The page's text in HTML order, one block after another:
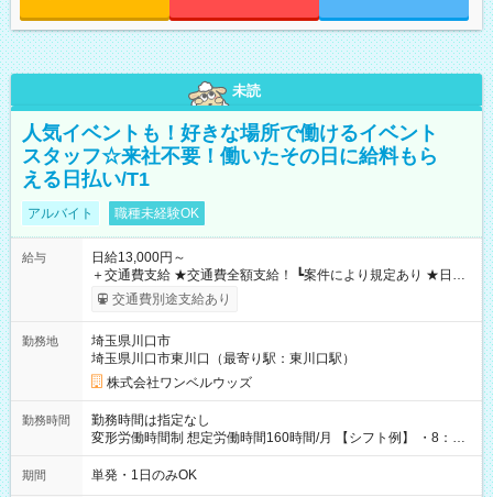
未読
人気イベントも！好きな場所で働けるイベント
スタッフ☆来社不要！働いたその日に給料もら
える日払い/T1
アルバイト 職種未経験OK
給与
日給13,000円～
＋交通費支給 ★交通費全額支給！ ┗案件により規定あり ★日払
いOK！（規定あり） ┗働いたその日に現金GET♪ お仕事後はコ
ンビニATMから 日払い分を引き落とせます！ 【試用期間】試
交通費別途支給あり
勤務地
埼玉県川口市
埼玉県川口市東川口（最寄り駅：東川口駅）
株式会社ワンベルウッズ
勤務時間
勤務時間は指定なし
変形労働時間制 想定労働時間160時間/月 【シフト例】 ・8：00
～21：00
期間 単発・1日のみOK